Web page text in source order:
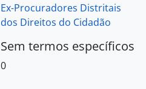
Ex-Procuradores Distritais
dos Direitos do Cidadão
Sem termos específicos
0